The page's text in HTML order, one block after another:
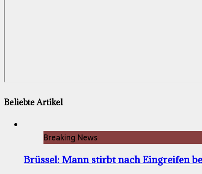
Beliebte Artikel
Breaking News
Brüssel: Mann stirbt nach Eingreifen